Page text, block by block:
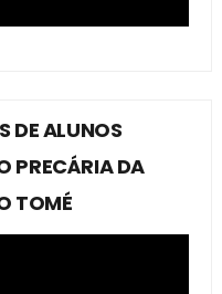
DE ALUNOS
PRECÁRIA DA
TOMÉ